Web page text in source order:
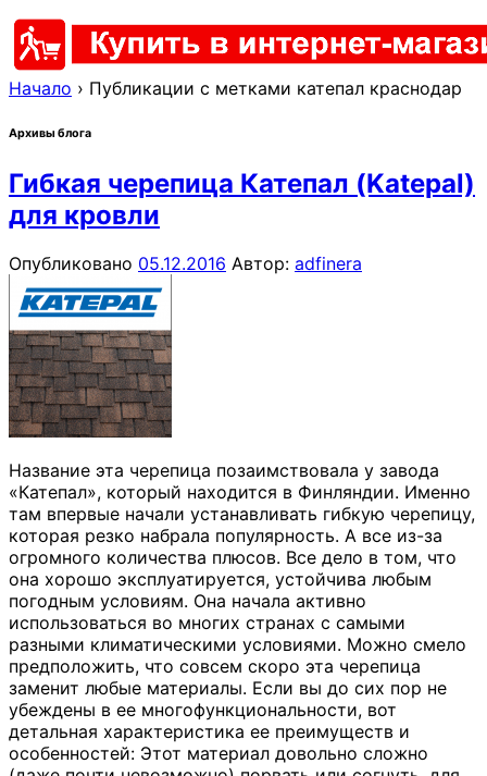
Начало › Публикации с метками катепал краснодар
Архивы блога
Гибкая черепица Катепал (Katepal)
для кровли
Опубликовано 05.12.2016 Автор: adfinera
Название эта черепица позаимствовала у завода
«Катепал», который находится в Финляндии. Именно
там впервые начали устанавливать гибкую черепицу,
которая резко набрала популярность. А все из-за
огромного количества плюсов. Все дело в том, что
она хорошо эксплуатируется, устойчива любым
погодным условиям. Она начала активно
использоваться во многих странах с самыми
разными климатическими условиями. Можно смело
предположить, что совсем скоро эта черепица
заменит любые материалы. Если вы до сих пор не
убеждены в ее многофункциональности, вот
детальная характеристика ее преимуществ и
особенностей: Этот материал довольно сложно